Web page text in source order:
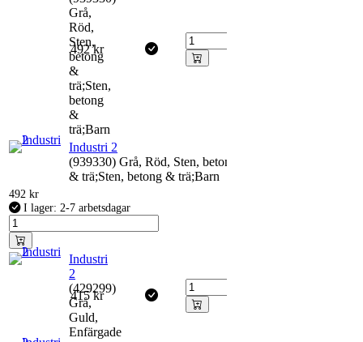
Grå,
Röd,
Sten,
betong
&
trä;Sten,
betong
&
trä;Barn
492kr
Industri 2
(939330) Grå, Röd, Sten, betong
& trä;Sten, betong & trä;Barn
492 kr
I lager: 2-7 arbetsdagar
Industri
2
(429299)
Grå,
Guld,
Enfärgade
415kr